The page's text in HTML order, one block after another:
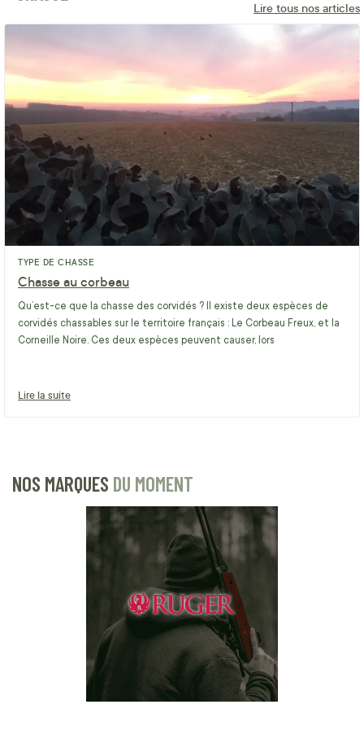
Lire tous nos articles
TYPE DE CHASSE
Chasse au corbeau
Qu’est-ce que la chasse des corvidés ? Il existe deux espèces de
corvidés chassables sur le territoire français : Le Corbeau Freux, et la
Corneille Noire. Ces deux espèces peuvent causer, lors
Lire la suite
NOS MARQUES DU MOMENT